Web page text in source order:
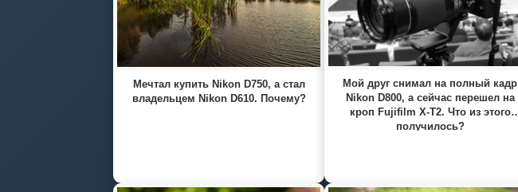
Мечтал купить Nikon D750, а стал
владельцем Nikon D610. Почему?
Мой друг снимал на полный кадр
Nikon D800, а сейчас перешел на
кроп Fujifilm X-T2. Что из этого
получилось?